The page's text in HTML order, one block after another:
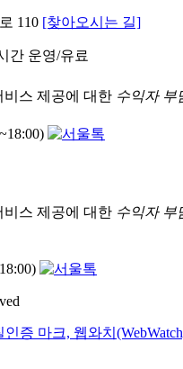
110 [찾아오시는 길]
간 운영/유료
비스 제공에 대한 수익자 부
비스 제공에 대한 수익자 부